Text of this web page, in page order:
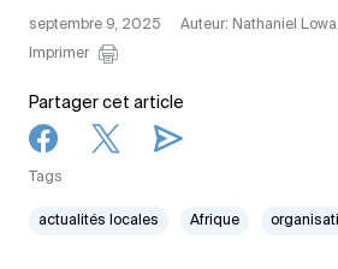
septembre 9, 2025
Auteur: Nathaniel
Imprimer
Partager cet article
Tags
actualités locales Afrique